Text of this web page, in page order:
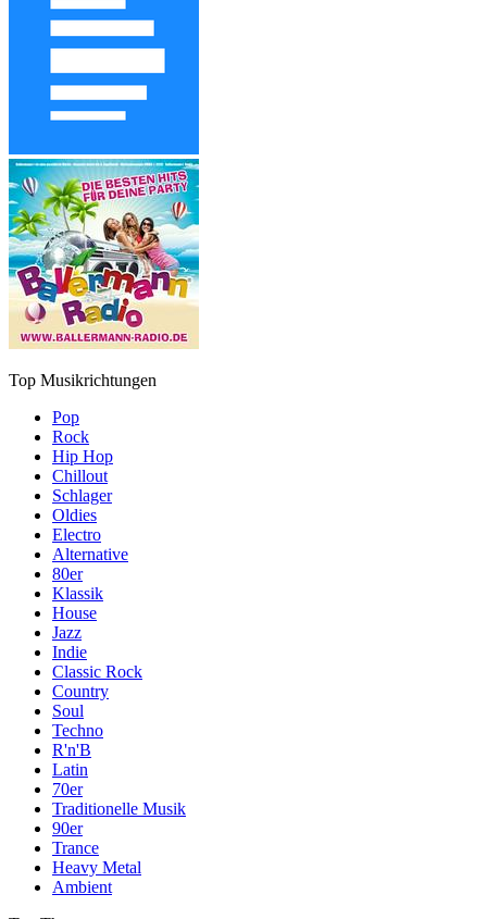
Top Musikrichtungen
Pop
Rock
Hip Hop
Chillout
Schlager
Oldies
Electro
Alternative
80er
Klassik
House
Jazz
Indie
Classic Rock
Country
Soul
Techno
R'n'B
Latin
70er
Traditionelle Musik
90er
Trance
Heavy Metal
Ambient